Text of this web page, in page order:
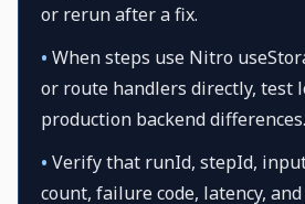
or rerun after a fix.
• When steps use Nitro
or route handlers directly, test
production backend differences.
• Verify that runId, stepId,
count, failure code, latency,